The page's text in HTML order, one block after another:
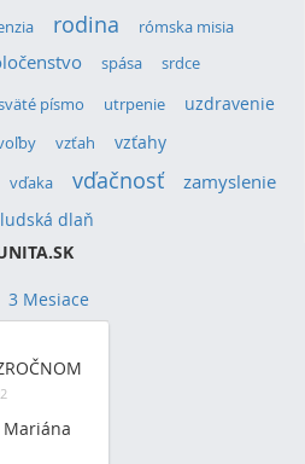
rodina
rómska misia
spása srdce
písmo utrpenie uzdravenie
vzťah vzťahy
vďaka vďačnosť
zamyslenie
dlaň
3 Mesiace